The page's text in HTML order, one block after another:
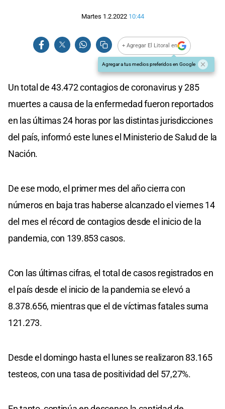
Martes 1.2.2022 10:44
+ Agregar El Litoral en
Agregar a tus medios preferidos en Google
Un total de 43.472 contagios de coronavirus y 285
muertes a causa de la enfermedad fueron reportados
en las últimas 24 horas por las distintas jurisdicciones
del país, informó este lunes el Ministerio de Salud de la
Nación.
De ese modo, el primer mes del año cierra con
números en baja tras haberse alcanzado el viernes 14
del mes el récord de contagios desde el inicio de la
pandemia, con 139.853 casos.
Con las últimas cifras, el total de casos registrados en
el país desde el inicio de la pandemia se elevó a
8.378.656, mientras que el de víctimas fatales suma
121.273.
Desde el domingo hasta el lunes se realizaron 83.165
testeos, con una tasa de positividad del 57,27%.